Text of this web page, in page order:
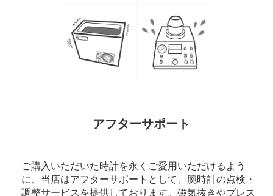
アフターサポート
ご購入いただいた時計を永くご愛用いただけるよう
に、当店はアフターサポートとして、腕時計の点検・
調整サービスを提供しております。磁気抜きやブレス